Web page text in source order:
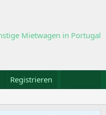
Kalender
Registrieren